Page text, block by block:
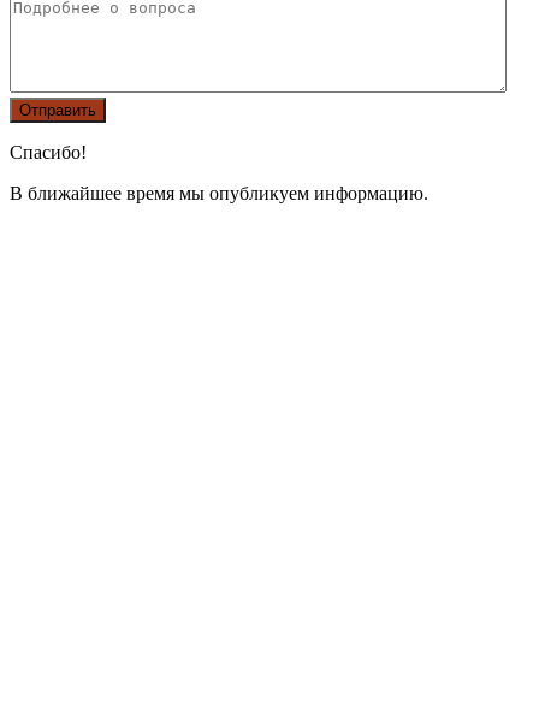
Спасибо!
В ближайшее время мы опубликуем информацию.